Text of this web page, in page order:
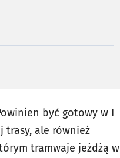
być gotowy w I
trasy, ale również
tramwaje jeżdżą w